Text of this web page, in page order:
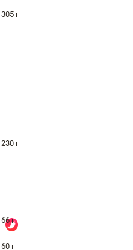
305 г
230 г
66 г
60 г